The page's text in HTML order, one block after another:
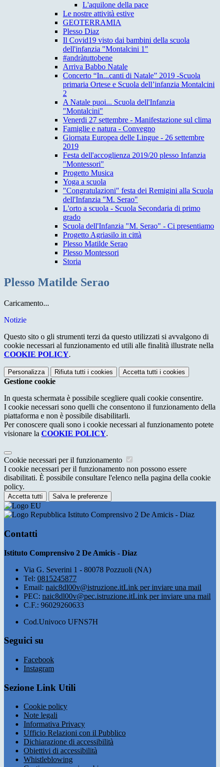
L'aquilone della pace
Le nostre attività estive
GEOTERRAMIA
Plesso Diaz
Il Covid19 visto dai bambini della scuola
dell'infanzia "Montalcini 1"
#andràtuttobene
Arriva Babbo Natale
Concerto “In...canti di Natale” 2019 -Scuola
primaria Ortese e Scuola dell’infanzia Montalcini
2
A Natale puoi... Scuola dell'Infanzia
"Montalcini"
Venerdi 27 settembre - Manifestazione sul clima
Famiglie e natura - Convegno
Giornata Europea delle Lingue - 26 settembre
2019
Festa dell'accoglienza 2019/20 plesso Infanzia
"Montessori"
Progetto Musica
Yoga a scuola
"Congratulazioni" festa dei Remigini alla Scuola
dell'Infanzia "M. Serao"
L'orto a scuola - Scuola Secondaria di primo
grado
Scuola dell'Infanzia "M. Serao" - Ci presentiamo
Progetto Agriasilo in città
Plesso Matilde Serao
Plesso Montessori
Storia
Plesso Matilde Serao
Caricamento...
Notizie
Questo sito o gli strumenti terzi da questo utilizzati si avvalgono di
cookie necessari al funzionamento ed utili alle finalità illustrate nella
COOKIE POLICY.
Personalizza Rifiuta tutti i cookies Accetta tutti i cookies
Gestione cookie
In questa schermata è possibile scegliere quali cookie consentire.
I cookie necessari sono quelli che consentono il funzionamento della
piattaforma e non è possibile disabilitarli.
Per conoscere quali sono i cookie necessari al funzionamento potete
visionare la COOKIE POLICY.
Cookie necessari per il funzionamento
I cookie necessari per il funzionamento non possono essere
disabilitati. È possibile consultare l'elenco nella pagina della cookie
policy.
Accetta tutti Salva le preferenze
Istituto Comprensivo 2 De Amicis - Diaz
Contatti
Istituto Comprensivo 2 De Amicis - Diaz
Via G. Severini 1 - 80078 Pozzuoli (NA)
Tel: 0815245877
Email: naic8dl00v@istruzione.itLink per inviare una mail
PEC: naic8dl00v@pec.istruzione.itLink per inviare una mail
C.F.: 96029260633
Cod.Univoco UFNS7H
Seguici su
Facebook
Instagram
Sezione Link Utili
Cookie policy
Note legali
Informativa Privacy
Ufficio Relazioni con il Pubblico
Dichiarazione di accessibilità
Obiettivi di accessibilità
Whistleblowing